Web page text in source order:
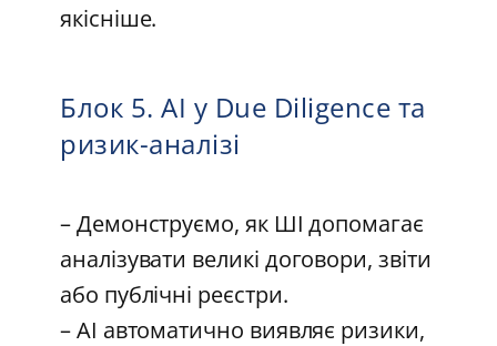
якісніше.
Блок 5. AI у Due Diligence та
ризик-аналізі
– Демонструємо, як ШІ допомагає
аналізувати великі договори, звіти
або публічні реєстри.
– AI автоматично виявляє ризики,